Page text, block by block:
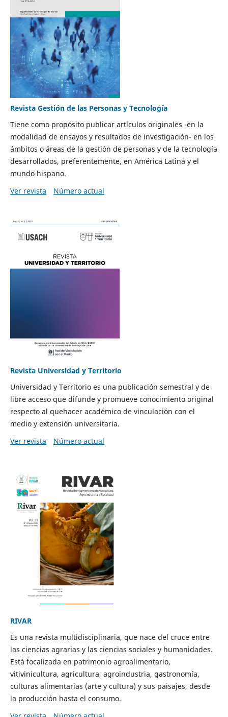
Revista Gestión de las Personas y Tecnología
Tiene como propósito publicar artículos originales -en la
modalidad de ensayos y resultados de investigación- en los
ámbitos o áreas de la gestión de personas y de la tecnología
desarrollados, preferentemente, en América Latina y el
mundo hispano.
Ver revista
Número actual
Revista Universidad y Territorio
Universidad y Territorio es una publicación semestral y de
libre acceso que difunde y promueve conocimiento original
respecto al quehacer académico de vinculación con el
medio y extensión universitaria.
Ver revista
Número actual
RIVAR
Es una revista multidisciplinaria, que nace del cruce entre
las ciencias agrarias y las ciencias sociales y humanidades.
Está focalizada en patrimonio agroalimentario,
vitivinicultura, agricultura, agroindustria, gastronomía,
culturas alimentarias (arte y cultura) y sus paisajes, desde
la producción hasta el consumo.